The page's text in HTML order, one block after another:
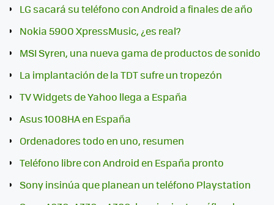
LG sacará su teléfono con Android a finales de año
Nokia 5900 XpressMusic, ¿es real?
MSI Syren, una nueva gama de productos de sonido
La implantación de la TDT sufre un tropezón
TV Widgets de Yahoo llega a España
Asus 1008HA en España
Ordenadores todo en uno, resumen
Teléfono libre con Android en España pronto
Sony insinúa que planean un teléfono Playstation